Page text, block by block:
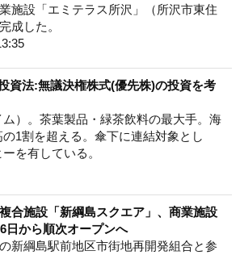
施設「エミテラス所沢」（所沢市東住
成した。
資法:無議決権株式(優先株)の投資を考
）。茶葉製品・緑茶飲料の最大手。海
1割を超える。傘下に連結対象とし
を有している。
合施設「新綱島スクエア」、商業施設
日から順次オープンへ
新綱島駅前地区市街地再開発組合と参